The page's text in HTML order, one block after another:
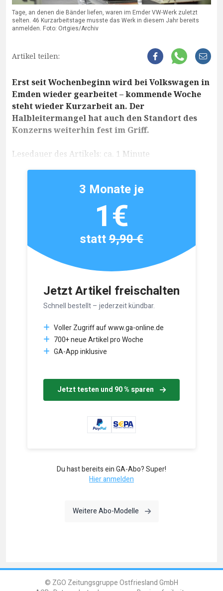
Tage, an denen die Bänder liefen, waren im Emder VW-Werk zuletzt
selten. 46 Kurzarbeitstage musste das Werk in diesem Jahr bereits
anmelden. Foto: Ortgies/Archiv
Artikel teilen:
Erst seit Wochenbeginn wird bei Volkswagen in
Emden wieder gearbeitet – kommende Woche
steht wieder Kurzarbeit an. Der
Halbleitermangel hat auch den Standort des
Konzerns weiterhin fest im Griff.
Lesedauer des Artikels: ca. 1 Minute
Jetzt Artikel freischalten
Schnell bestellt – jederzeit kündbar.
Voller Zugriff auf www.ga-online.de
700+ neue Artikel pro Woche
GA-App inklusive
Jetzt testen und 90 % sparen
3 Monate je
1€
statt9,90 €
Du hast bereits ein GA-Abo? Super!
Hier anmelden
Weitere Abo-Modelle
© ZGO Zeitungsgruppe Ostfriesland GmbH